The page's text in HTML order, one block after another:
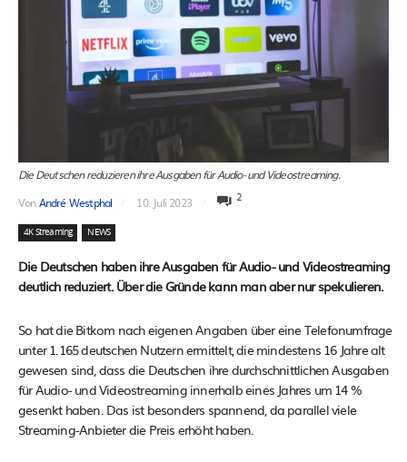
Die Deutschen reduzieren ihre Ausgaben für Audio- und Videostreaming.
VonAndré Westphal 10. Juli 2023 2
4K Streaming NEWS
Die Deutschen haben ihre Ausgaben für Audio- und Videostreaming
deutlich reduziert. Über die Gründe kann man aber nur spekulieren.
So hat die Bitkom nach eigenen Angaben über eine Telefonumfrage
unter 1.165 deutschen Nutzern ermittelt, die mindestens 16 Jahre alt
gewesen sind, dass die Deutschen ihre durchschnittlichen Ausgaben
für Audio- und Videostreaming innerhalb eines Jahres um 14 %
gesenkt haben. Das ist besonders spannend, da parallel viele
Streaming-Anbieter die Preis erhöht haben.